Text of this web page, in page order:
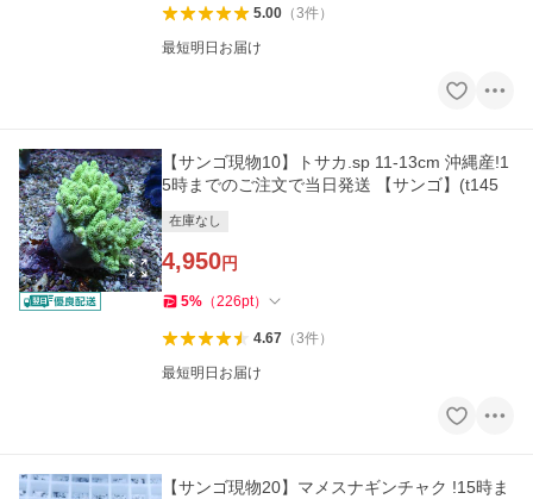
5.00（3件）
最短明日お届け
【サンゴ現物10】トサカ.sp 11-13cm 沖縄産!1
5時までのご注文で当日発送 【サンゴ】(t145
在庫なし
4,950円
5% （226pt）
4.67（3件）
最短明日お届け
【サンゴ現物20】マメスナギンチャク !15時ま